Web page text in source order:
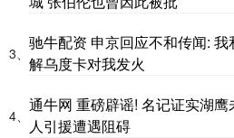
3、
驰牛配资 申京回应不和传闻:
解乌度卡对我发火
4、
通牛网 重磅辟谣! 名记证实湖
人引援遭遇阻碍